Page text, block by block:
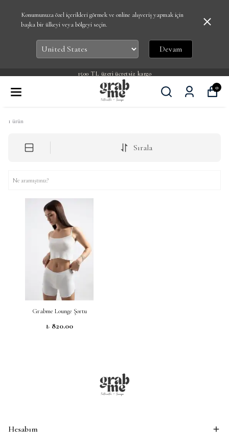
Konumunuza özel içerikleri görmek ve online alışveriş yapmak için
başka bir ülkeyi veya bölgeyi seçin.
Devam
1500 TL üzeri ücretsiz kargo
0
1 ürün
Sırala
Grabme Lounge Şortu
₺ 820.00
Hesabım